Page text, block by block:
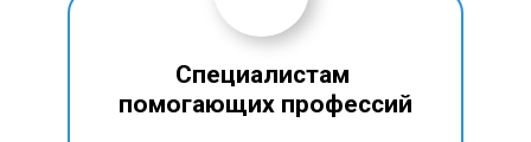
Специалистам
помогающих профессий